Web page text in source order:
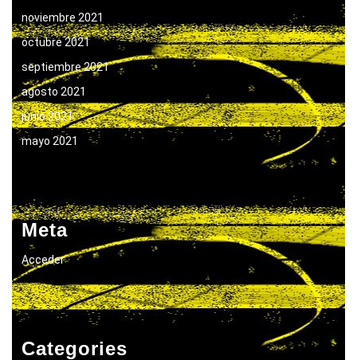
noviembre 2021
octubre 2021
septiembre 2021
agosto 2021
junio 2021
mayo 2021
Meta
Acceder
Categories